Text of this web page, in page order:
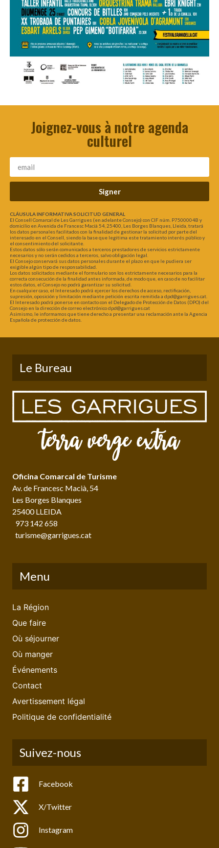
Joignez-vous à notre agenda
culturel
Signer
CLÁUSULA INFORMATIVA SOLICITUD GENERAL
El Consell Comarcal de Les Garrigues (en adelante Consejo) con CIF núm. P7500004B y
domicilio en Avenida de Francesc Macià 54, 25400, Les Borges Blanques, Lleida, tratará
los datos personales facilitados con la finalidad de gestionar la solicitud por parte del
interesado en el Consell, siendo la base que legitima este tratamiento interés público y
el consentimiento del solicitante.
Estos datos sólo serán comunicados a terceros prestadores de servicios estrictamente
necesarios y no serán cedidos a terceros, salvo obligación legal.
El Consejo conservará sus datos personales durante el plazo en que le pudiera ser
exigible algún tipo de responsabilidad.
Los datos solicitados mediante el formulario son los estrictamente necesarios para la
correcta consecución de la finalidad antes informada, de modo que, en caso de no facilitar
estos datos, el Consejo no podrá garantizar su solicitud.
En cualquier caso, el Interesado podrá ejercer los derechos de acceso, rectificación,
supresión, oposición y limitación mediante petición escrita remitida a dpd@garrigues.cat.
El Interesado podrá ponerse en contacto con el Delegado de Protección de Datos (DPO) del
Consejo en la dirección de correo electrónico dpd@garrigues.cat
Asimismo, le informamos que tiene derecho a presentar una reclamación ante la Agencia
Española de protección de datos.
Le Bureau
Oficina Comarcal de Turisme
Av. de Francesc Macià, 54
Les Borges Blanques
25400 LLEIDA
973 142 658
turisme@garrigues.cat
Menu
La Région
Que faire
Où séjourner
Où manger
Événements
Contact
Avertissement légal
Politique de confidentialité
Suivez-nous
Facebook
X/Twitter
Instagram